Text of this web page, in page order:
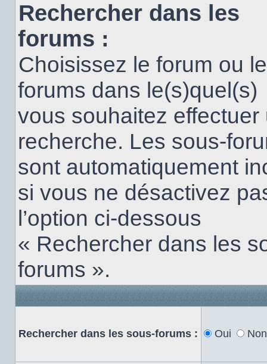
Rechercher dans les
forums :
Choisissez le forum ou
forums dans le(s)quel(s)
vous souhaitez effectuer
recherche. Les sous-
sont automatiquement
si vous ne désactivez
l’option ci-dessous
« Rechercher dans les
forums ».
Rechercher dans les sous-forums : Oui Non